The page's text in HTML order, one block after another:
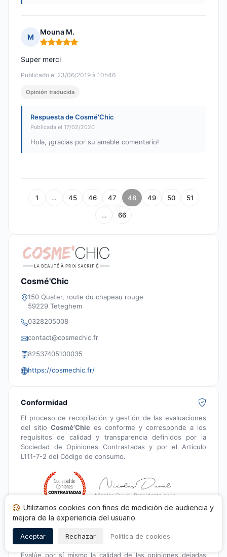
M
Mouna M.
Nota: 5 de 5
Publicado el 23/06/2019 à 10h46
Super merci
Opinión traducida
Respuesta de Cosmé’Chic
Publicada el 17/02/2020
Hola, ¡gracias por su amable comentario!
1 … 45 46 47 48 49 50 51
… 66
Cosmé'Chic
150 Quater, route du chapeau rouge
59229 Teteghem
0328205008
contact@cosmechic.fr
82537405100035
https://cosmechic.fr/
Conformidad
El proceso de recopilación y gestión de las evaluaciones
del sitio Cosmé’Chic es conforme y corresponde a los
requisitos de calidad y transparencia definidos por la
Sociedad de Opiniones Contrastadas y por el Artículo
L111-7-2 del Código de consumo.
Nicolas Duval, Presidente de la
Sociedad de Opiniones Contrastadas
Índice de transparencia
Evalúe por sí mismo la calidad de las opiniones dejadas
Utilizamos cookies con fines de medición de audiencia y
mejora de la experiencia del usuario.
Aceptar Rechazar Política de cookies